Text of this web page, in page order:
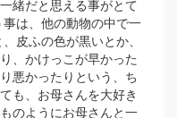
緒だと思える事がとて
は、他の動物の中で一
皮ふの色が黒いとか、
、かけっこが早かった
悪かったりという、ち
も、お母さんを大好き
のようにお母さんと一